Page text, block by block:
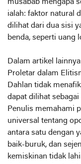
musabab mengapa
ialah: faktor natural
dilihat dari dua sisi
benda, seperti uang
Dalam artikel
Proletar dalam
Dahlan tidak
dapat dilihat sebagai
Penulis memahami
universal tentang
antara satu dengan
baik-buruk, dan
kemiskinan tidak